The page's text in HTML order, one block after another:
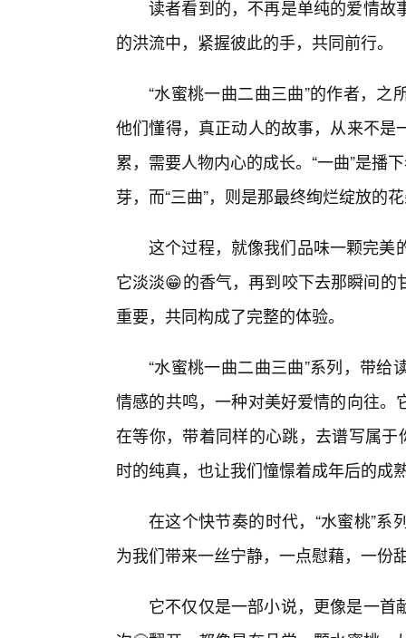
读者看到的，不再是单纯的爱情故
的洪流中，紧握彼此的手，共同前行。
“水蜜桃一曲二曲三曲”的作者，
他们懂得，真正动人的故事，从来不
累，需要人物内心的成长。“一曲”是播
芽，而“三曲”，则是那最终绚烂绽放的
这个过程，就像我们品味一颗完美
它淡淡😁的香气，再到咬下去那瞬间
重要，共同构成了完整的体验。
“水蜜桃一曲二曲三曲”系列，带
情感的共鸣，一种对美好爱情的向往
在等你，带着同样的心跳，去谱写属
时的纯真，也让我们憧憬着成年后的成
在这个快节奏的时代，“水蜜桃”
为我们带来一丝宁静，一点慰藉，一份
它不仅仅是一部小说，更像是一